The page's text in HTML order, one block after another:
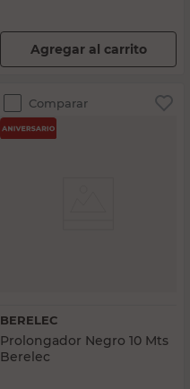
Agregar al carrito
Comparar
BERELEC
Prolongador Negro 10 Mts
Berelec